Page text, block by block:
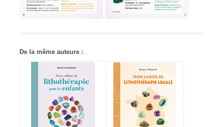
De la même auteure :